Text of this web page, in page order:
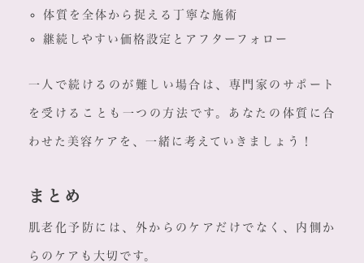
体質を全体から捉える丁寧な施術
継続しやすい価格設定とアフターフォロー
一人で続けるのが難しい場合は、専門家のサポート
を受けることも一つの方法です。あなたの体質に合
わせた美容ケアを、一緒に考えていきましょう！
まとめ
肌老化予防には、外からのケアだけでなく、内側か
らのケアも大切です。